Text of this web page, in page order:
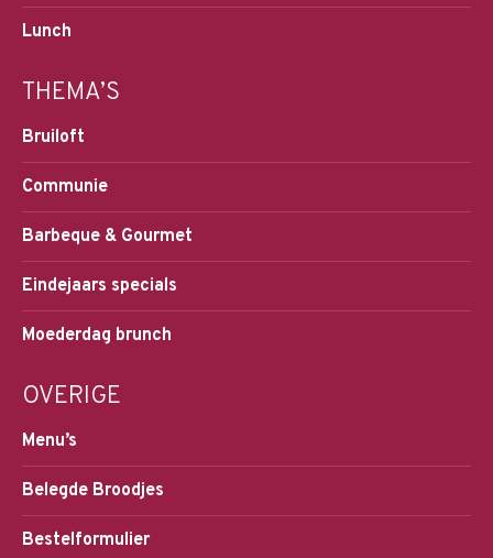
Lunch
THEMA’S
Bruiloft
Communie
Barbeque & Gourmet
Eindejaars specials
Moederdag brunch
OVERIGE
Menu’s
Belegde Broodjes
Bestelformulier